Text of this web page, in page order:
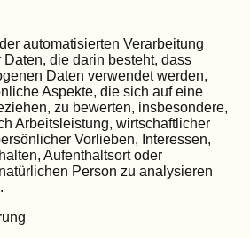
automatisierten Verarbeitung
die darin besteht, dass
Daten verwendet werden,
Aspekte, die sich auf eine
zu bewerten, insbesondere,
Arbeitsleistung, wirtschaftlicher
Vorlieben, Interessen,
Aufenthaltsort oder
Person zu analysieren